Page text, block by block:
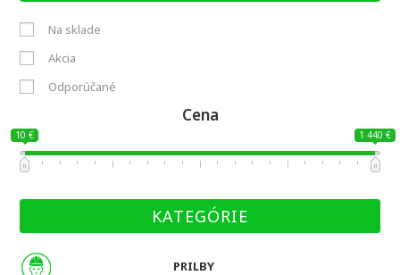
Cena
Na sklade
Akcia
Odporúčané
10 € 1 440 €
KATEGÓRIE
PRILBY